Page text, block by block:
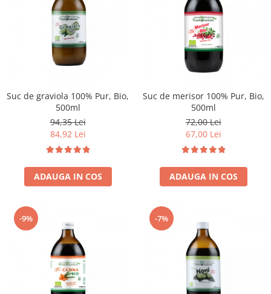
Suc de graviola 100% Pur, Bio,
500ml
94,35 Lei
84,92 Lei
ADAUGA IN COS
Suc de merisor 100% Pur, Bio,
500ml
72,00 Lei
67,00 Lei
ADAUGA IN COS
-9% -7%